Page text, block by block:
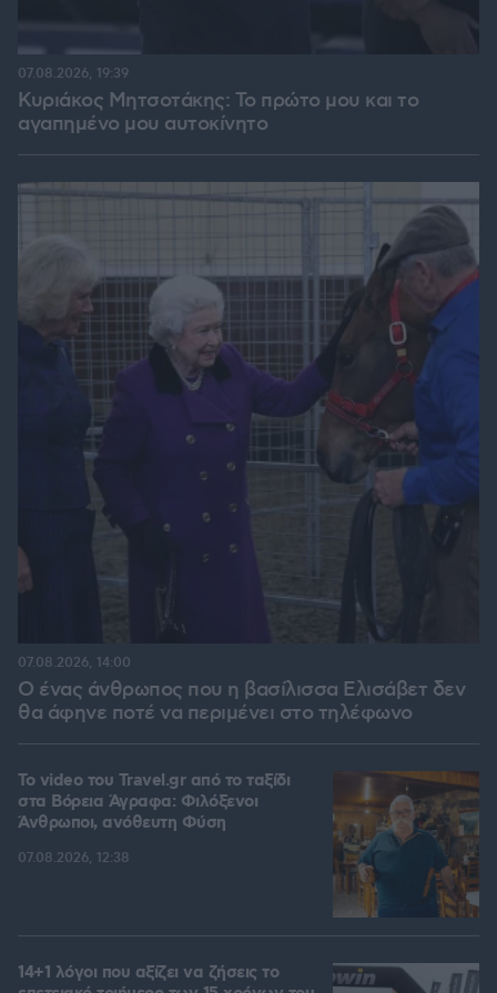
Κυριάκος Μητσοτάκης: Το πρώτο μου και το
αγαπημένο μου αυτοκίνητο
07.08.2026, 19:39
Ο ένας άνθρωπος που η βασίλισσα Ελισάβετ δεν
θα άφηνε ποτέ να περιμένει στο τηλέφωνο
07.08.2026, 14:00
To video του Travel.gr από το ταξίδι
στα Βόρεια Άγραφα: Φιλόξενοι
Άνθρωποι, ανόθευτη Φύση
07.08.2026, 12:38
14+1 λόγοι που αξίζει να ζήσεις το